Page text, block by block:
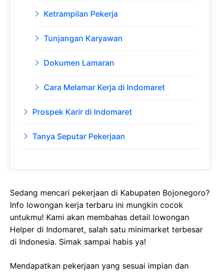
Ketrampilan Pekerja
Tunjangan Karyawan
Dokumen Lamaran
Cara Melamar Kerja di Indomaret
Prospek Karir di Indomaret
Tanya Seputar Pekerjaan
Sedang mencari pekerjaan di Kabupaten Bojonegoro?
Info lowongan kerja terbaru ini mungkin cocok
untukmu! Kami akan membahas detail lowongan
Helper di Indomaret, salah satu minimarket terbesar
di Indonesia. Simak sampai habis ya!
Mendapatkan pekerjaan yang sesuai impian dan